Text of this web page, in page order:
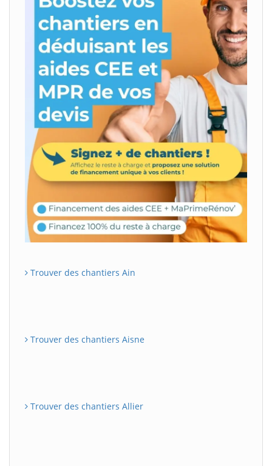
Trouver des chantiers Ain
Trouver des chantiers Aisne
Trouver des chantiers Allier